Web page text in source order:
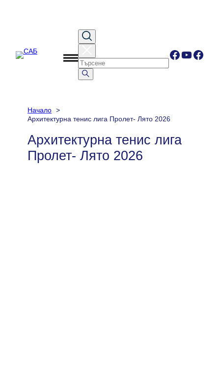
Facebook
Начало
Архитектурна тенис лига Пролет- Лято 2026
Архитектурна тенис лига
Пролет- Лято 2026